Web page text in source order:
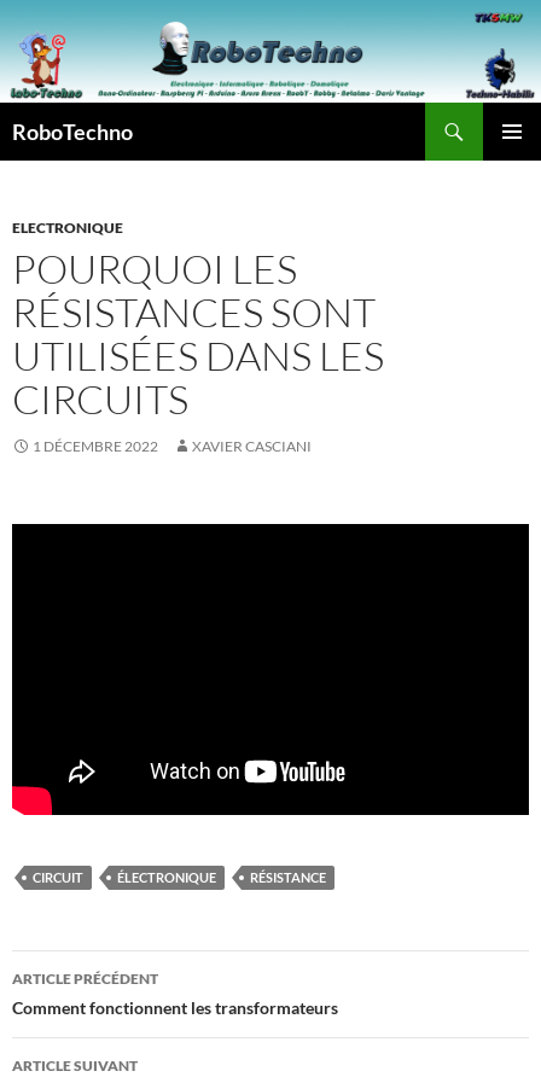
au
contenu
RoboTechno
ELECTRONIQUE
POURQUOI LES
RÉSISTANCES SONT
UTILISÉES DANS LES
CIRCUITS
1 DÉCEMBRE 2022 XAVIER CASCIANI
CIRCUIT ÉLECTRONIQUE RÉSISTANCE
Navigation
des
articles
ARTICLE PRÉCÉDENT
Comment fonctionnent les transformateurs
ARTICLE SUIVANT